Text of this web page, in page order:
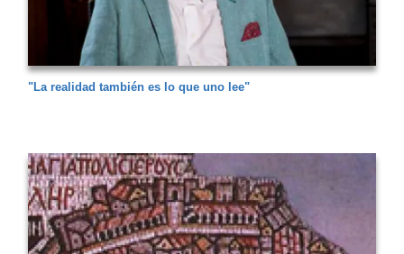
"La realidad también es lo que uno lee"